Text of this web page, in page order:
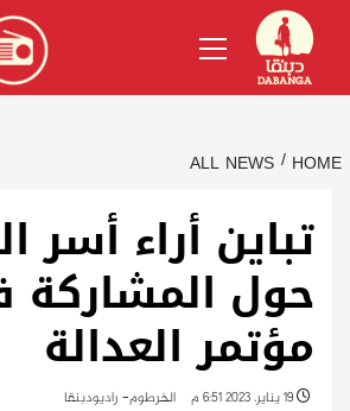
content
الإنجليزية)
Menu
HOME
ALL NEWS
تباين أراء أسر
حول
مؤتمر العدالة
الخرطوم- راديودبنقا